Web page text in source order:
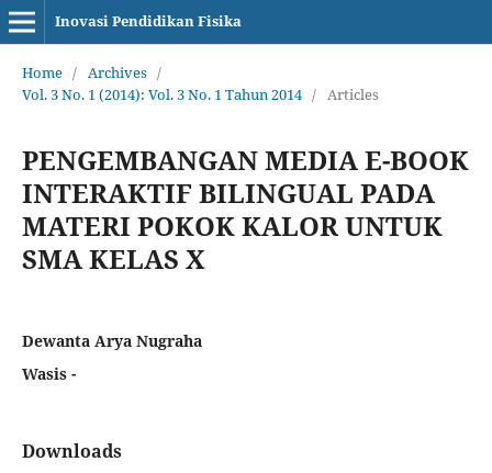
Inovasi Pendidikan Fisika
Home / Archives /
Vol. 3 No. 1 (2014): Vol. 3 No. 1 Tahun 2014 / Articles
PENGEMBANGAN MEDIA E-BOOK
INTERAKTIF BILINGUAL PADA
MATERI POKOK KALOR UNTUK
SMA KELAS X
Dewanta Arya Nugraha
Wasis -
Downloads